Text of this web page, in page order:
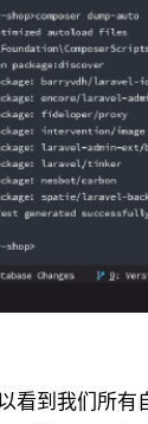
看到我们所有